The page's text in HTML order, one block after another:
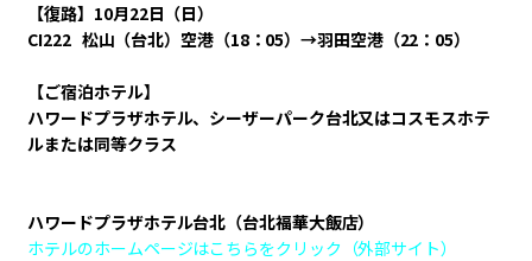
【復路】10月22日（日）
CI222 松山（台北）空港（18：05）→羽田空港（22：05）
【ご宿泊ホテル】
ハワードプラザホテル、シーザーパーク台北又はコスモスホテ
ルまたは同等クラス
ハワードプラザホテル台北（台北福華大飯店）
ホテルのホームページはこちらをクリック（外部サイト）